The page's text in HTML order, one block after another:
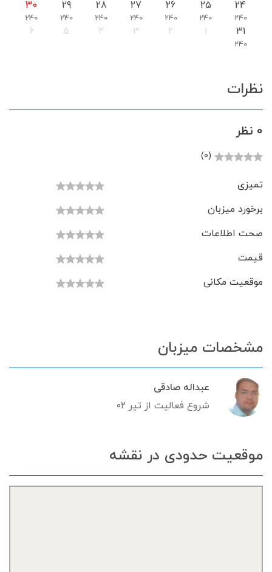
24
240
25
240
26
240
27
240
28
240
29
240
30
240
31
240
1
2
3
4
5
6
نظرات
0 نظر
(0)
تمیزی
برخورد میزبان
صحت اطلاعات
قیمت
موقعیت مکانی
مشخصات میزبان
عبداله صادقی
شروع فعالیت از تیر ۰۲
موقعیت حدودی در نقشه